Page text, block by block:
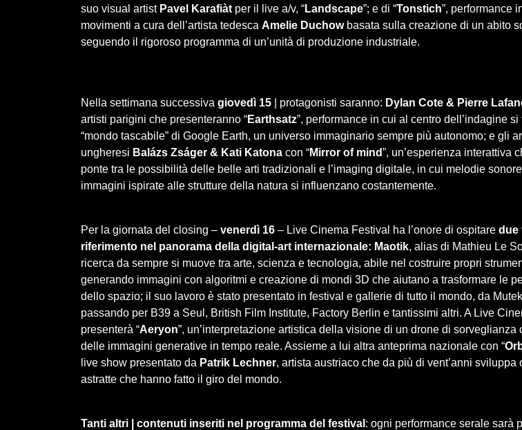
suo visual artist Pavel Karafiàtper il live a/v, “Landscape”; e di “Tonstich”, performance
movimenti a cura dell’artista tedesca Amelie Duchowbasata sulla creazione di un abito
seguendo il rigoroso programma di un’unità di produzione industriale.
Nella settimana successiva giovedì 15 | protagonisti saranno: Dylan Cote & Pierre
artisti parigini che presenteranno “Earthsatz”, performance in cui al centro dell’indagine si
“mondo tascabile” di Google Earth, un universo immaginario sempre più autonomo; e gli
ungheresi Balázs Zságer & Kati Katona con “Mirror of mind”, un’esperienza interattiva
ponte tra le possibilità delle belle arti tradizionali e l’imaging digitale, in cui melodie
immagini ispirate alle strutture della natura si influenzano costantemente.
Per la giornata del closing – venerdì 16 – Live Cinema Festival ha l’onore di ospitare due
riferimento nel panorama della digital-art internazionale: Maotik, alias di Mathieu Le
ricerca da sempre si muove tra arte, scienza e tecnologia, abile nel costruire propri
generando immagini con algoritmi e creazione di mondi 3D che aiutano a trasformare le
dello spazio; il suo lavoro è stato presentato in festival e gallerie di tutto il mondo, da
passando per B39 a Seul, British Film Institute, Factory Berlin e tantissimi altri. A Live
presenterà “Aeryon”, un’interpretazione artistica della visione di un drone di sorveglianza
delle immagini generative in tempo reale. Assieme a lui altra anteprima nazionale con “
live show presentato da Patrik Lechner, artista austriaco che da più di vent’anni sviluppa
astratte che hanno fatto il giro del mondo.
Tanti altri | contenuti inseriti nel programma del festival : ogni performance serale sarà